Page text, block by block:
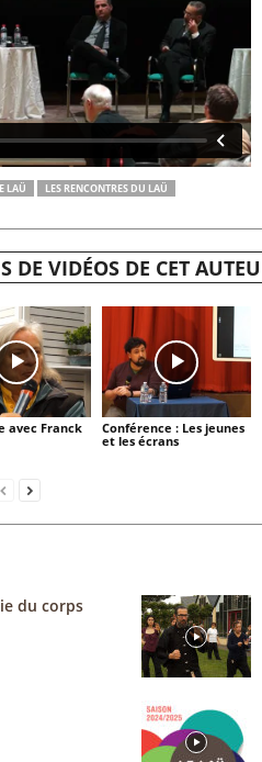
LAÜ
LES RENCONTRES DU LAÜ
DE VIDÉOS DE CET
avec Franck
Conférence : Les jeunes
et les écrans
du corps